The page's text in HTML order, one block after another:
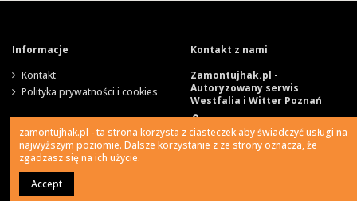
Informacje
Kontakt
Polityka prywatności i cookies
Kontakt z nami
Zamontujhak.pl -
Autoryzowany serwis
Westfalia i Witter Poznań
Szparagowa 4, 62-081
Wysogotowo
zamontujhak.pl - ta strona korzysta z ciasteczek aby świadczyć usługi na
najwyższym poziomie. Dalsze korzystanie z ze strony oznacza, że
zgadzasz się na ich użycie.
Accept